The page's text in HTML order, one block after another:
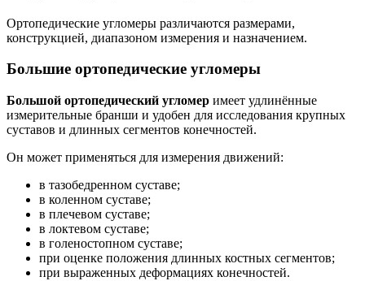
Ортопедические угломеры различаются размерами,
конструкцией, диапазоном измерения и назначением.
Большие ортопедические угломеры
Большой ортопедический угломер имеет удлинённые
измерительные бранши и удобен для исследования крупных
суставов и длинных сегментов конечностей.
Он может применяться для измерения движений:
в тазобедренном суставе;
в коленном суставе;
в плечевом суставе;
в локтевом суставе;
в голеностопном суставе;
при оценке положения длинных костных сегментов;
при выраженных деформациях конечностей.